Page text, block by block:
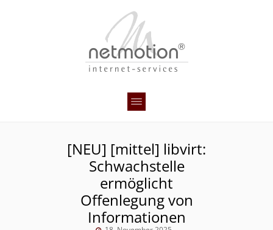
[NEU] [mittel] libvirt:
Schwachstelle
ermöglicht
Offenlegung von
Informationen